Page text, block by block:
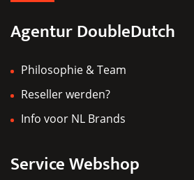
gewählt
Agentur DoubleDutch
Philosophie & Team
Reseller werden?
Info voor NL Brands
Service Webshop